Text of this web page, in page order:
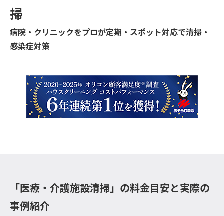
掃
病院・クリニックをプロが定期・スポット対応で清掃・
感染症対策
「医療・介護施設清掃」の料金目安と実際の
事例紹介